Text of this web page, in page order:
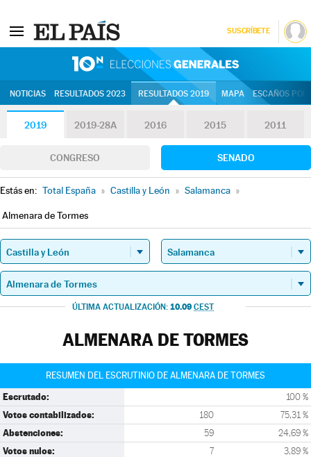
SUSCRÍBETE
NOTICIAS RESULTADOS 2023 RESULTADOS 2019 MAPA ESCAÑOS
2019 2019-28A 2016 2015 2011
CONGRESO SENADO
Estás en: Total España » Castilla y León » Salamanca »
Almenara de Tormes
ÚLTIMA ACTUALIZACIÓN: 10.09 CEST
ALMENARA DE TORMES
RESUMEN DEL ESCRUTINIO DE ALMENARA DE TORMES
Escrutado: 100 %
Votos contabilizados: 180 75,31 %
Abstenciones: 59 24,69 %
Votos nulos: 7 3,89 %